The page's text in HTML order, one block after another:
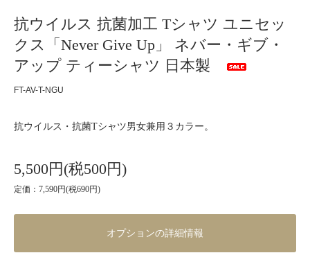
抗ウイルス 抗菌加工 Tシャツ ユニセッ
クス「Never Give Up」 ネバー・ギブ・
アップ ティーシャツ 日本製
FT-AV-T-NGU
抗ウイルス・抗菌Tシャツ男女兼用３カラー。
5,500円(税500円)
定価：7,590円(税690円)
オプションの詳細情報